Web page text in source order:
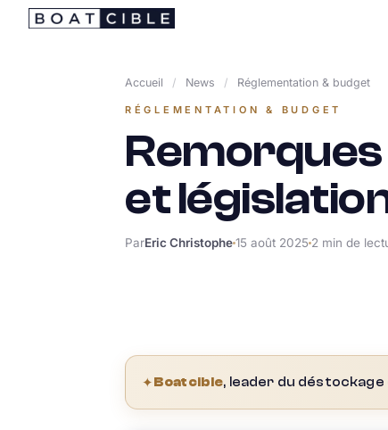
Passer
Accueil / News / Réglementation & budget
RÉGLEMENTATION & BUDGET
et
ParEric Christophe15 août 2025 2 min de
✦Boatcible, leader du déstockage